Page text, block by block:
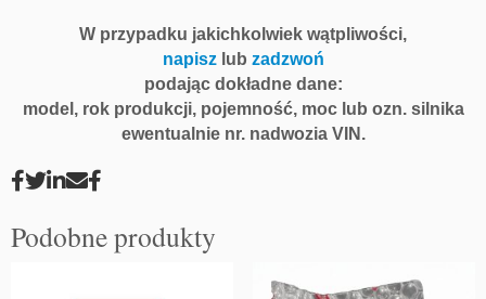
W przypadku jakichkolwiek wątpliwości,
napiszlub zadzwoń
podając dokładne dane:
model, rok produkcji, pojemność, moc lub ozn. silnika
ewentualnie nr. nadwozia VIN.
Podobne produkty